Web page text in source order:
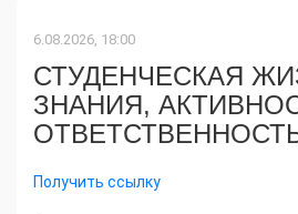
6.08.2026, 18:00
СТУДЕНЧЕСКАЯ
ЗНАНИЯ,
Получить ссылку